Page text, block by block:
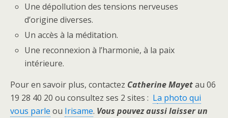
Une dépollution des tensions nerveuses
d’origine diverses.
Un accès à la méditation.
Une reconnexion à l’harmonie, à la paix
intérieure.
Pour en savoir plus, contactez Catherine Mayetau 06
19 28 40 20 ou consultez ses 2 sites : La photo qui
vous parle ou Irisame. Vous pouvez aussi laisser un